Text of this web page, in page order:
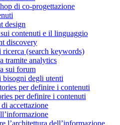
di co-progettazione
design
contenuti e il linguaggio
discovery
(search keywords)
tramite analytics
sui forum
bisogni degli utenti
per definire i contenuti
per definire i contenuti
accettazione
l’architettura dell’informazione